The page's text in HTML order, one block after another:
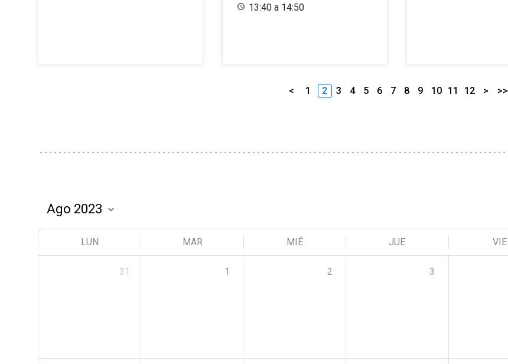
13:40 a 14:50
< 1 2 3 4 5 6 7 8 9 10 11 12 > >>
LUN MAR MIÉ JUE VIE
31 1 2 3